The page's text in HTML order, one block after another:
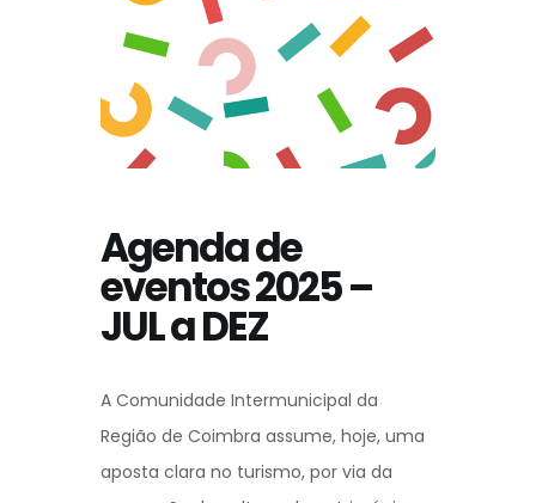
Agenda de
eventos 2025 –
JUL a DEZ
A Comunidade Intermunicipal da
Região de Coimbra assume, hoje, uma
aposta clara no turismo, por via da